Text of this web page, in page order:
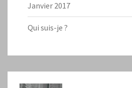
Janvier 2017
Qui suis-je ?